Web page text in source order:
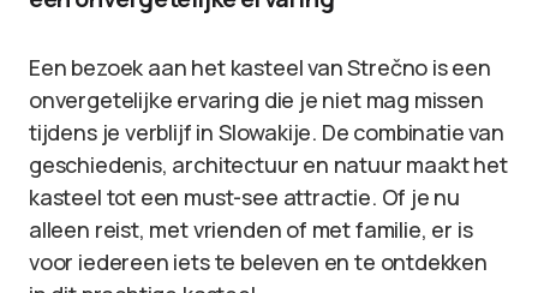
Een bezoek aan het kasteel van Strečno is een
onvergetelijke ervaring die je niet mag missen
tijdens je verblijf in Slowakije. De combinatie van
geschiedenis, architectuur en natuur maakt het
kasteel tot een must-see attractie. Of je nu
alleen reist, met vrienden of met familie, er is
voor iedereen iets te beleven en te ontdekken